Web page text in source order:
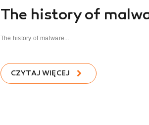
The history of
The history of malware...
CZYTAJ WIĘCEJ